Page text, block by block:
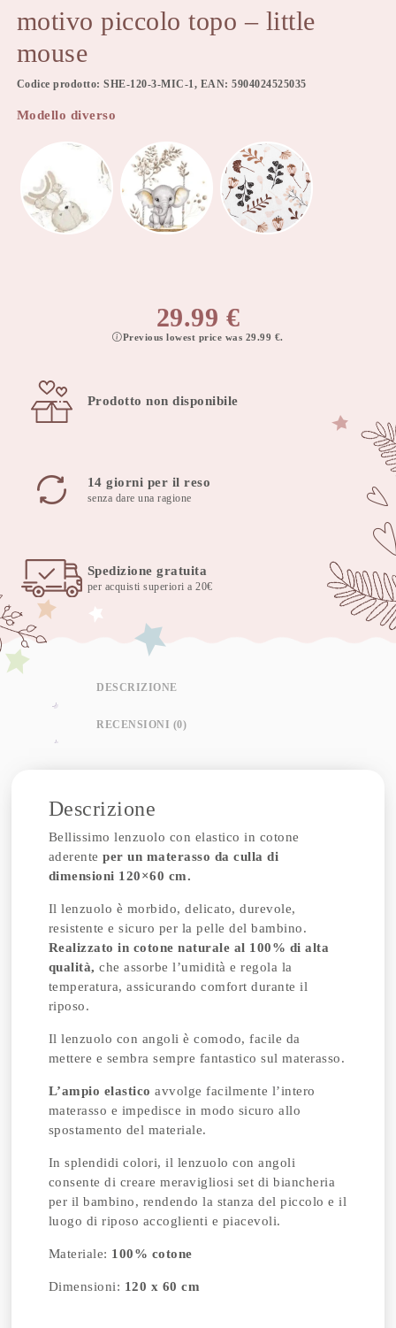
motivo piccolo topo – little
mouse
Codice prodotto: SHE-120-3-MIC-1, EAN: 5904024525035
Modello diverso
29.99 €
Previous lowest price was 29.99 €.
Prodotto non disponibile
14 giorni per il reso
senza dare una ragione
Spedizione gratuita
per acquisti superiori a 20€
DESCRIZIONE
RECENSIONI (0)
Descrizione
Bellissimo lenzuolo con elastico in cotone
aderenteper un materasso da culla di
dimensioni 120×60 cm.
Il lenzuolo è morbido, delicato, durevole,
resistente e sicuro per la pelle del bambino.
Realizzato in cotone naturale al 100% di alta
qualità, che assorbe l’umidità e regola la
temperatura, assicurando comfort durante il
riposo.
Il lenzuolo con angoli è comodo, facile da
mettere e sembra sempre fantastico sul materasso.
L’ampio elastico avvolge facilmente l’intero
materasso e impedisce in modo sicuro allo
spostamento del materiale.
In splendidi colori, il lenzuolo con angoli
consente di creare meravigliosi set di biancheria
per il bambino, rendendo la stanza del piccolo e il
luogo di riposo accoglienti e piacevoli.
Materiale: 100% cotone
Dimensioni: 120 x 60 cm